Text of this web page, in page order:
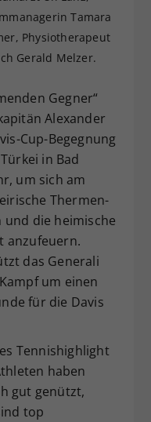
Tamara
Physiotherapeut
Gerald Melzer.
Gegner“
Alexander
Cup-Begegnung
in Bad
um sich am
Thermen-
und die heimische
anzufeuern.
das Generali
um einen
für die Davis
Tennishighlight
haben
gut genützt,
top
Ihre Consent-
anderem eine
ID, für die
dies eingestellt